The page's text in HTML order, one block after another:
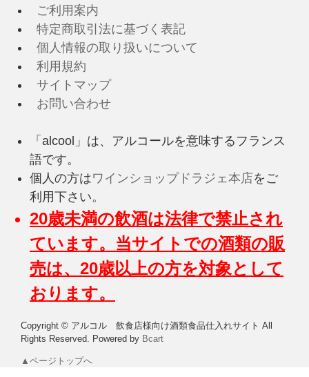
ご利用案内
特定商取引法に基づく表記
個人情報の取り扱いについて
利用規約
サイトマップ
お問い合わせ
「alcool」は、アルコールを意味するフランス
語です。
個人の方はワインショップドラジェ本店をご
利用下さい。
20歳未満の飲酒は法律で禁止され
ています。当サイトでの酒類の販
売は、20歳以上の方を対象として
おります。
Copyright © アルコル 飲食店様向け酒類食品仕入れサイト All
Rights Reserved. Powered by Bcart
▲ページトップへ